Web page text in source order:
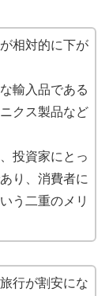
相対的に下が
輸入品である
クス製品など
投資家にとっ
り、消費者に
う二重のメリ
行が割安にな